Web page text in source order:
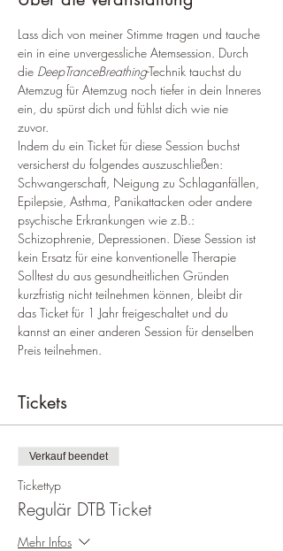
Lass dich von meiner Stimme tragen und tauche
ein in eine unvergessliche Atemsession. Durch
die DeepTranceBreathing-Technik tauchst du
Atemzug für Atemzug noch tiefer in dein Inneres
ein, du spürst dich und fühlst dich wie nie
zuvor.
Indem du ein Ticket für diese Session buchst
versicherst du folgendes auszuschließen:
Schwangerschaft, Neigung zu Schlaganfällen,
Epilepsie, Asthma, Panikattacken oder andere
psychische Erkrankungen wie z.B.:
Schizophrenie, Depressionen. Diese Session ist
kein Ersatz für eine konventionelle Therapie
Solltest du aus gesundheitlichen Gründen
kurzfristig nicht teilnehmen können, bleibt dir
das Ticket für 1 Jahr freigeschaltet und du
kannst an einer anderen Session für denselben
Preis teilnehmen.
Tickets
Verkauf beendet
Tickettyp
Regulär DTB Ticket
Mehr Infos